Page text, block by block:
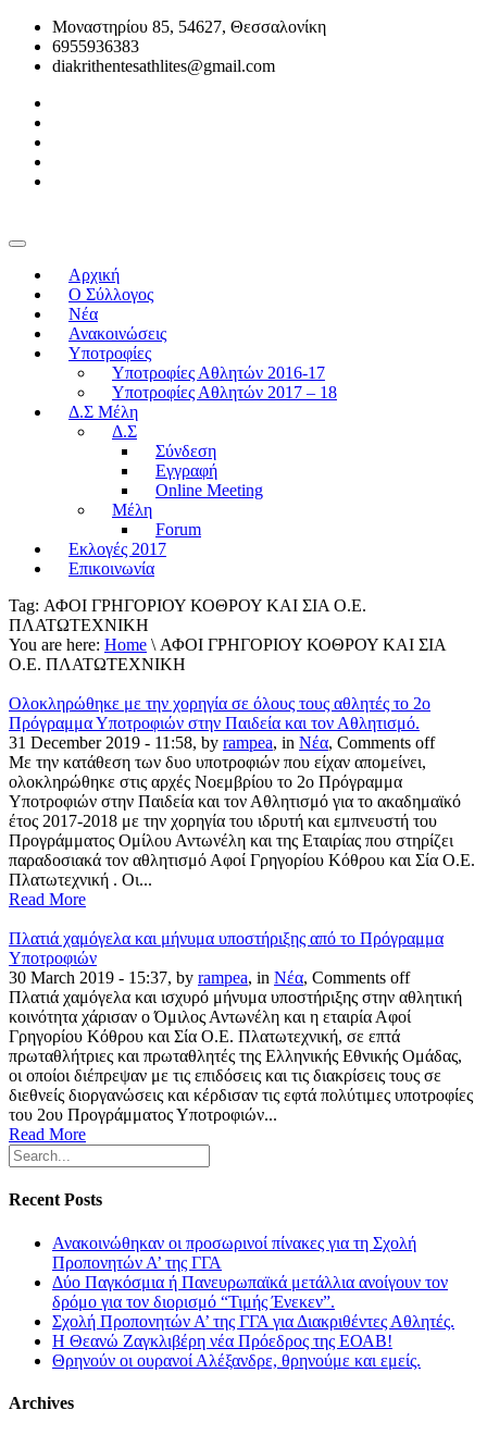
Μοναστηρίου 85, 54627, Θεσσαλονίκη
6955936383
diakrithentesathlites@gmail.com
Αρχική
O Σύλλογος
Νέα
Ανακοινώσεις
Υποτροφίες
Υποτροφίες Αθλητών 2016-17
Υποτροφίες Αθλητών 2017 – 18
Δ.Σ Μέλη
Δ.Σ
Σύνδεση
Εγγραφή
Online Meeting
Μέλη
Forum
Εκλογές 2017
Επικοινωνία
Tag: ΑΦΟΙ ΓΡΗΓΟΡΙΟΥ ΚΟΘΡΟΥ ΚΑΙ ΣΙΑ Ο.Ε.
ΠΛΑΤΩΤΕΧΝΙΚΗ
You are here: Home \ ΑΦΟΙ ΓΡΗΓΟΡΙΟΥ ΚΟΘΡΟΥ ΚΑΙ ΣΙΑ
Ο.Ε. ΠΛΑΤΩΤΕΧΝΙΚΗ
Ολοκληρώθηκε με την χορηγία σε όλους τους αθλητές το 2ο
Πρόγραμμα Υποτροφιών στην Παιδεία και τον Αθλητισμό.
31 December 2019 - 11:58, by rampea, in Νέα, Comments off
Με την κατάθεση των δυο υποτροφιών που είχαν απομείνει,
ολοκληρώθηκε στις αρχές Νοεμβρίου το 2ο Πρόγραμμα
Υποτροφιών στην Παιδεία και τον Αθλητισμό για το ακαδημαϊκό
έτος 2017-2018 με την χορηγία του ιδρυτή και εμπνευστή του
Προγράμματος Ομίλου Αντωνέλη και της Εταιρίας που στηρίζει
παραδοσιακά τον αθλητισμό Αφοί Γρηγορίου Κόθρου και Σία Ο.Ε.
Πλατωτεχνική . Οι...
Read More
Πλατιά χαμόγελα και μήνυμα υποστήριξης από το Πρόγραμμα
Υποτροφιών
30 March 2019 - 15:37, by rampea, in Νέα, Comments off
Πλατιά χαμόγελα και ισχυρό μήνυμα υποστήριξης στην αθλητική
κοινότητα χάρισαν ο Όμιλος Αντωνέλη και η εταιρία Αφοί
Γρηγορίου Κόθρου και Σία Ο.Ε. Πλατωτεχνική, σε επτά
πρωταθλήτριες και πρωταθλητές της Ελληνικής Εθνικής Ομάδας,
οι οποίοι διέπρεψαν με τις επιδόσεις και τις διακρίσεις τους σε
διεθνείς διοργανώσεις και κέρδισαν τις εφτά πολύτιμες υποτροφίες
του 2ου Προγράμματος Υποτροφιών...
Read More
Recent Posts
Ανακοινώθηκαν οι προσωρινοί πίνακες για τη Σχολή
Προπονητών Α’ της ΓΓΑ
Δύο Παγκόσμια ή Πανευρωπαϊκά μετάλλια ανοίγουν τον
δρόμο για τον διορισμό “Τιμής Ένεκεν”.
Σχολή Προπονητών Α’ της ΓΓΑ για Διακριθέντες Αθλητές.
Η Θεανώ Ζαγκλιβέρη νέα Πρόεδρος της ΕΟΑΒ!
Θρηνούν οι ουρανοί Αλέξανδρε, θρηνούμε και εμείς.
Archives